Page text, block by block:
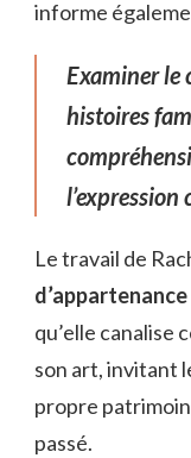
informe
Examiner le
histoires
l’expression
Le travail de
d’appartenance
qu’elle canalise
son art, invitant
propre
passé.